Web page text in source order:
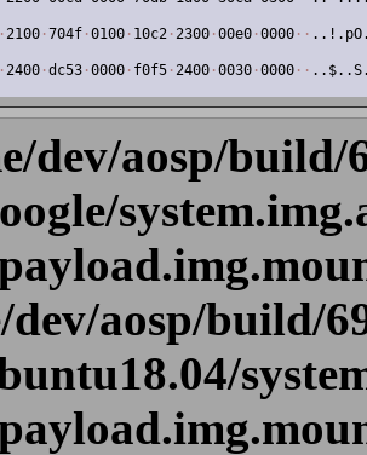
·2100 ·704f ·0100 · 10c2 ·2300 ·00e0 ·0000 · ·
·2400 ·dc53 ·0000 · f0f5 ·2400 ·0030 ·0000 · ·
dev/aosp/build/
dev/aosp/build/